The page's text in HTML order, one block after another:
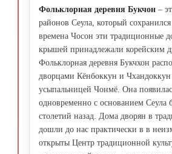
Фольклорная деревня Букчон –
районов Сеула, который
времена Чосон эти традиционные
крышей принадлежали корейским
Фольклорная деревня Букчхон
дворцами Кёнбоккун и Чхандоккун
усыпальницей Чонмё. Она
одновременно с основанием Сеула
столетий назад. Дома дворян в
дошли до нас практически в в
открыты Центр традиционной